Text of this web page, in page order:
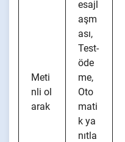
Meti
nli ol
arak
esajl
aşm
ası,
Test-
öde
me,
Oto
mati
k ya
nıtla